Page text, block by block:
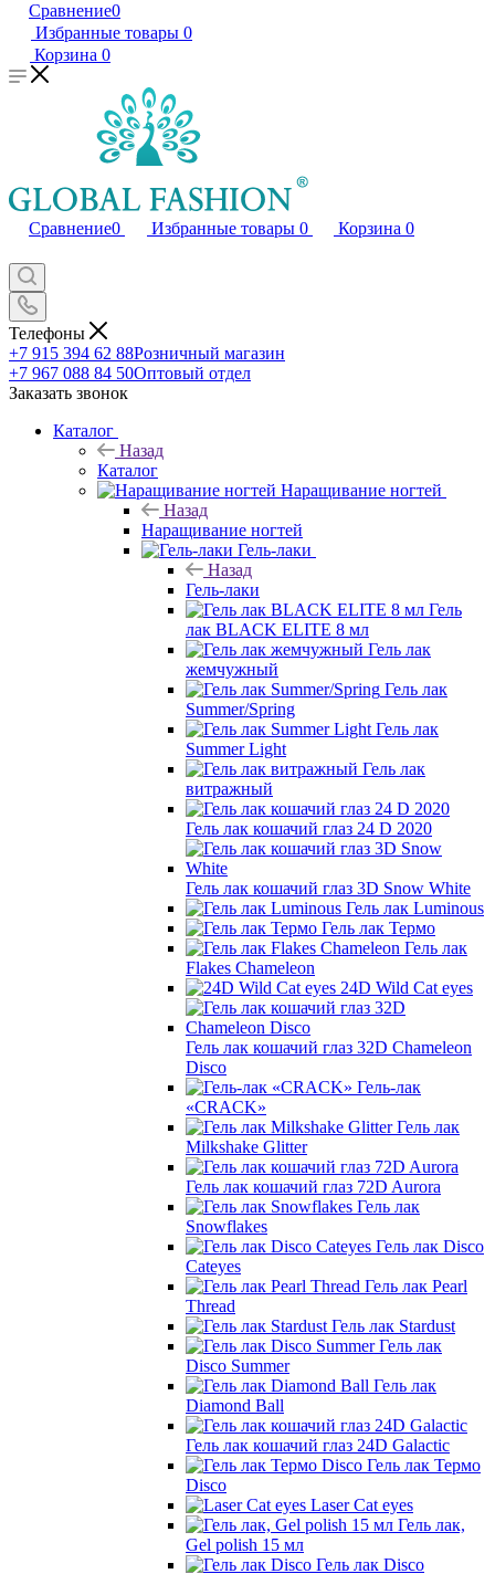
Сравнение0
Избранные товары 0
Корзина 0
Сравнение0 Избранные товары 0 Корзина 0
Телефоны
+7 915 394 62 88Розничный магазин
+7 967 088 84 50Оптовый отдел
Заказать звонок
Каталог
Назад
Каталог
Наращивание ногтей
Назад
Наращивание ногтей
Гель-лаки
Назад
Гель-лаки
Гель
лак BLACK ELITE 8 мл
Гель лак
жемчужный
Гель лак
Summer/Spring
Гель лак
Summer Light
Гель лак
витражный
Гель лак кошачий глаз 24 D 2020
Гель лак кошачий глаз 3D Snow White
Гель лак Luminous
Гель лак Термо
Гель лак
Flakes Chameleon
24D Wild Cat eyes
Гель лак кошачий глаз 32D Chameleon
Disco
Гель-лак
«CRACK»
Гель лак
Milkshake Glitter
Гель лак кошачий глаз 72D Aurora
Гель лак
Snowflakes
Гель лак Disco
Cateyes
Гель лак Pearl
Thread
Гель лак Stardust
Гель лак
Disco Summer
Гель лак
Diamond Ball
Гель лак кошачий глаз 24D Galactic
Гель лак Термо
Disco
Laser Cat eyes
Гель лак,
Gel polish 15 мл
Гель лак Disco